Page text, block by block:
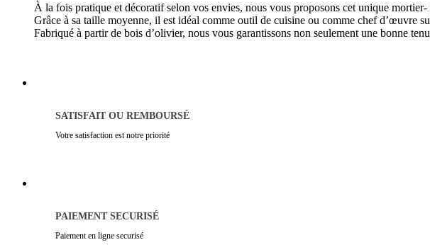
À la fois pratique et décoratif selon vos envies, nous vous proposons cet unique
Grâce à sa taille moyenne, il est idéal comme outil de cuisine ou comme chef d’œuvre
Fabriqué à partir de bois d’olivier, nous vous garantissons non seulement une bonne
SATISFAIT OU REMBOURSÉ
Votre satisfaction est notre priorité
PAIEMENT SECURISÉ
Paiement en ligne securisé